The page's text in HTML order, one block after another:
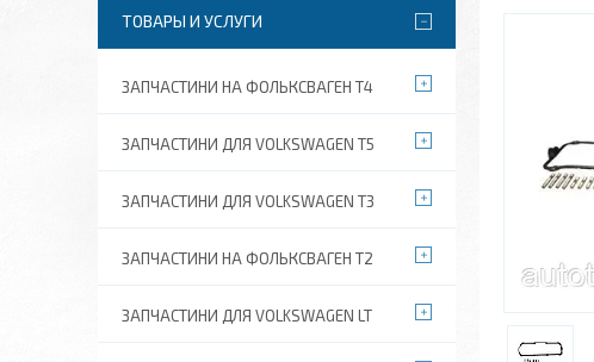
ТОВАРЫ И УСЛУГИ
ЗАПЧАСТИНИ НА ФОЛЬКСВАГЕН Т4
ЗАПЧАСТИНИ ДЛЯ VOLKSWAGEN T5
ЗАПЧАСТИНИ ДЛЯ VOLKSWAGEN T3
ЗАПЧАСТИНИ НА ФОЛЬКСВАГЕН Т2
ЗАПЧАСТИНИ ДЛЯ VOLKSWAGEN LT